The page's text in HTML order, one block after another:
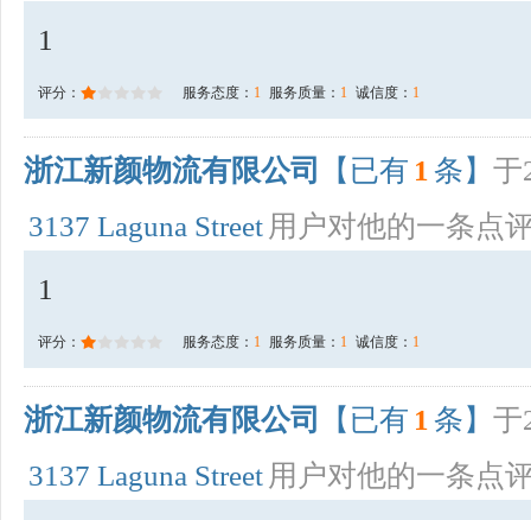
1
评分： 服务态度： 1 服务质量： 1 诚信度： 1
浙江新颜物流有限公司 【已有 1 条】 于
3137 Laguna Street 用户对他的一条点
1
评分： 服务态度： 1 服务质量： 1 诚信度： 1
浙江新颜物流有限公司 【已有 1 条】 于
3137 Laguna Street 用户对他的一条点